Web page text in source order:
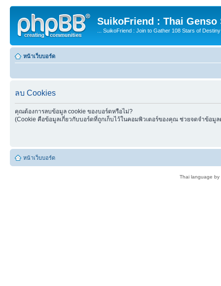
SuikoFriend : Thai Genso
... SuikoFriend : Join to Gather 108 Stars of
หน้าเว็บบอร์ด
ลบ Cookies
คุณต้องการลบข้อมูล cookie ของบอร์ดหรือไม่?
(Cookie คือข้อมูลเกี่ยวกับบอร์ดที่ถูกเก็บไว้ในคอมพิวเตอร์ของคุณ ช่วยจดจำข้อมูล
หน้าเว็บบอร์ด
Thai language by